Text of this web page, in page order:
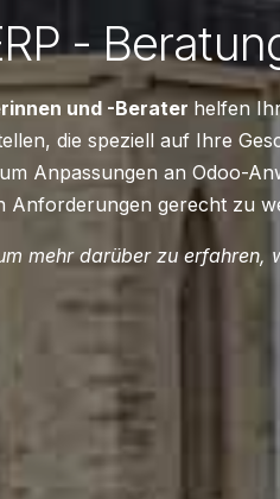
-
und -Berater helfen
die speziell auf Ihre
Anpassungen an Odoo-
Anforderungen gerecht zu
mehr darüber zu